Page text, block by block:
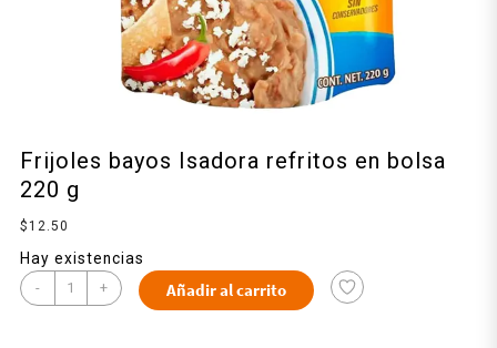
Frijoles bayos Isadora refritos en bolsa
220 g
$ 12.50
Hay existencias
- + Añadir al carrito